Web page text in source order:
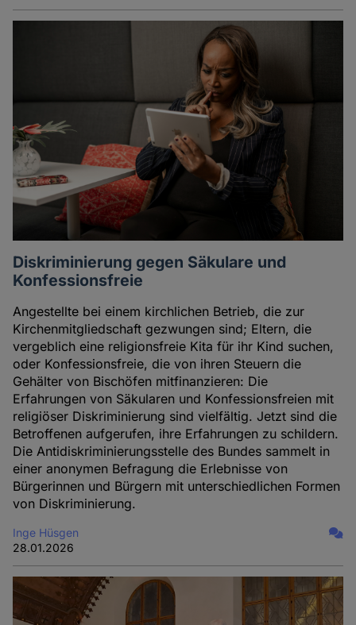
Diskriminierung gegen Säkulare und
Konfessionsfreie
Angestellte bei einem kirchlichen Betrieb, die zur
Kirchenmitgliedschaft gezwungen sind; Eltern, die
vergeblich eine religionsfreie Kita für ihr Kind suchen,
oder Konfessionsfreie, die von ihren Steuern die
Gehälter von Bischöfen mitfinanzieren: Die
Erfahrungen von Säkularen und Konfessionsfreien mit
religiöser Diskriminierung sind vielfältig. Jetzt sind die
Betroffenen aufgerufen, ihre Erfahrungen zu schildern.
Die Antidiskriminierungsstelle des Bundes sammelt in
einer anonymen Befragung die Erlebnisse von
Bürgerinnen und Bürgern mit unterschiedlichen Formen
von Diskriminierung.
Inge Hüsgen
28.01.2026